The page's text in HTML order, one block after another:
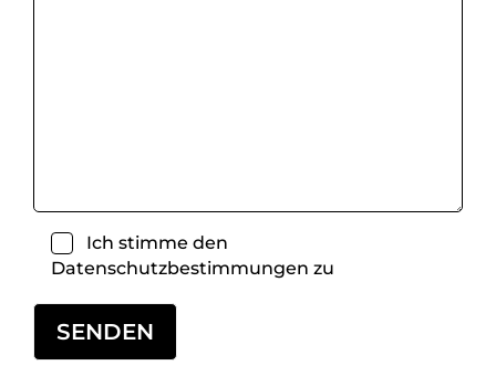
Ich stimme den
Datenschutzbestimmungen zu